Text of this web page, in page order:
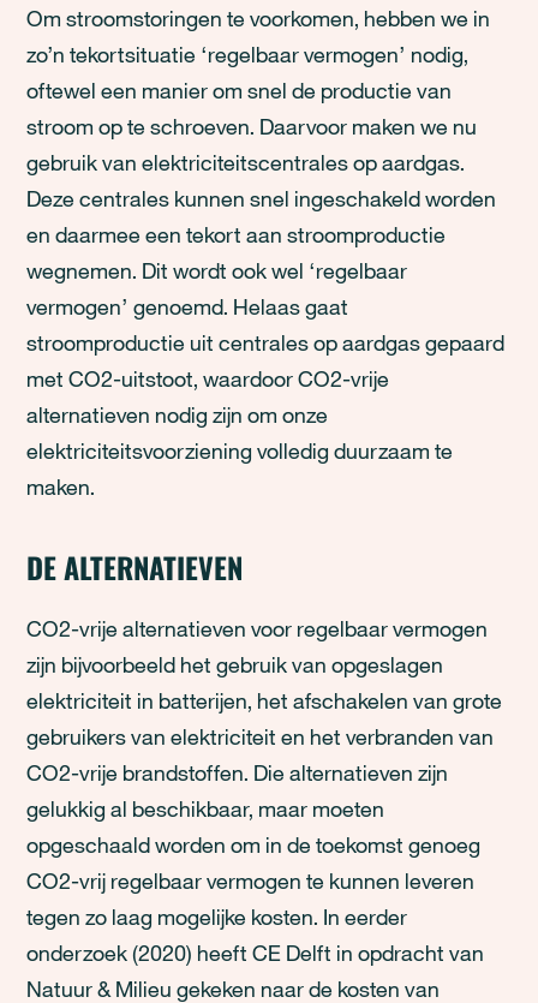
Om stroomstoringen te voorkomen, hebben we in
zo’n tekortsituatie ‘regelbaar vermogen’ nodig,
oftewel een manier om snel de productie van
stroom op te schroeven. Daarvoor maken we nu
gebruik van elektriciteitscentrales op aardgas.
Deze centrales kunnen snel ingeschakeld worden
en daarmee een tekort aan stroomproductie
wegnemen. Dit wordt ook wel ‘regelbaar
vermogen’ genoemd. Helaas gaat
stroomproductie uit centrales op aardgas gepaard
met CO2-uitstoot, waardoor CO2-vrije
alternatieven nodig zijn om onze
elektriciteitsvoorziening volledig duurzaam te
maken.
DE ALTERNATIEVEN
CO2-vrije alternatieven voor regelbaar vermogen
zijn bijvoorbeeld het gebruik van opgeslagen
elektriciteit in batterijen, het afschakelen van grote
gebruikers van elektriciteit en het verbranden van
CO2-vrije brandstoffen. Die alternatieven zijn
gelukkig al beschikbaar, maar moeten
opgeschaald worden om in de toekomst genoeg
CO2-vrij regelbaar vermogen te kunnen leveren
tegen zo laag mogelijke kosten. In eerder
onderzoek (2020) heeft CE Delft in opdracht van
Natuur & Milieu gekeken naar de kosten van